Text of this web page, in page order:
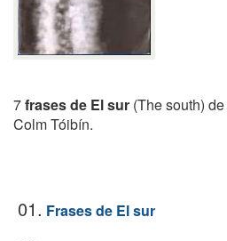
7frases de El sur (The south) de
Colm Tóibín.
01. Frases de El sur